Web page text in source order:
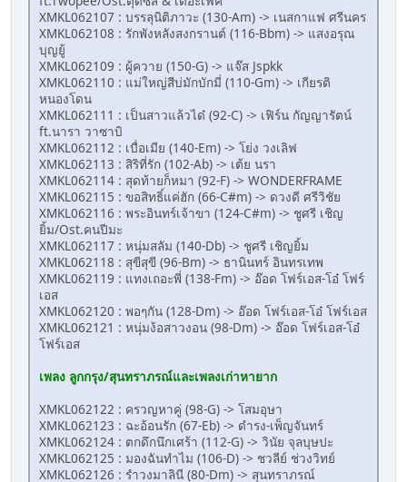
XMKL062107 : บรรลุนิติภาวะ (130-Am) -> เนสกาแฟ ศรีนคร
XMKL062108 : รักพังหลังสงกรานต์ (116-Bbm) -> แสงอรุณ
บุญยู้
XMKL062109 : ผู้ควาย (150-G) -> แจ๊ส Jspkk
XMKL062110 : แม่ใหญ่สีบ่มักบักมี่ (110-Gm) -> เกียรติ
หนองโดน
XMKL062111 : เป็นสาวแล้วได๋ (92-C) -> เฟิร์น กัญญารัตน์
ft.นารา วาซาบิ
XMKL062112 : เบื่อเมีย (140-Em) -> โย่ง วงเลิฟ
XMKL062113 : สิริที่รัก (102-Ab) -> เต้ย นรา
XMKL062114 : สุดท้ายก็หมา (92-F) -> WONDERFRAME
XMKL062115 : ขอสิทธิ์แค่ฮัก (66-C#m) -> ดวงดี ศรีวิชัย
XMKL062116 : พระอินทร์เจ้าขา (124-C#m) -> ชูศรี เชิญ
ยิ้ม/Ost.คนปีมะ
XMKL062117 : หนุ่มสลัม (140-Db) -> ชูศรี เชิญยิ้ม
XMKL062118 : สุขีสุขี (96-Bm) -> ธานินทร์ อินทรเทพ
XMKL062119 : แทงเถอะพี่ (138-Fm) -> อ๊อด โฟร์เอส-โอ๋ โฟร์
เอส
XMKL062120 : พอๆกัน (128-Dm) -> อ๊อด โฟร์เอส-โอ๋ โฟร์เอส
XMKL062121 : หนุ่มง้อสาวงอน (98-Dm) -> อ๊อด โฟร์เอส-โอ๋
โฟร์เอส
เพลง ลูกกรุง/สุนทราภรณ์และเพลงเก่าหายาก
XMKL062122 : ครวญหาคู่ (98-G) -> โสมอุษา
XMKL062123 : ฉะอ้อนรัก (67-Eb) -> ดำรง-เพ็ญจันทร์
XMKL062124 : ตกดึกนึกเศร้า (112-G) -> วินัย จุลบุษปะ
XMKL062125 : มองฉันทำไม (106-D) -> ชวลีย์ ช่วงวิทย์
XMKL062126 : รำวงมาลินี (80-Dm) -> สุนทราภรณ์